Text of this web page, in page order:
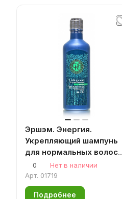
Эршэм. Энергия.
Укрепляющий шампунь
для нормальных волос
250мл. Зеленая серия
без лаурилсульфатов
0
Нет в наличии
Арт. 01719
Подробнее